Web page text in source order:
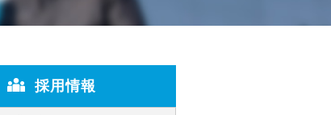
採用情報